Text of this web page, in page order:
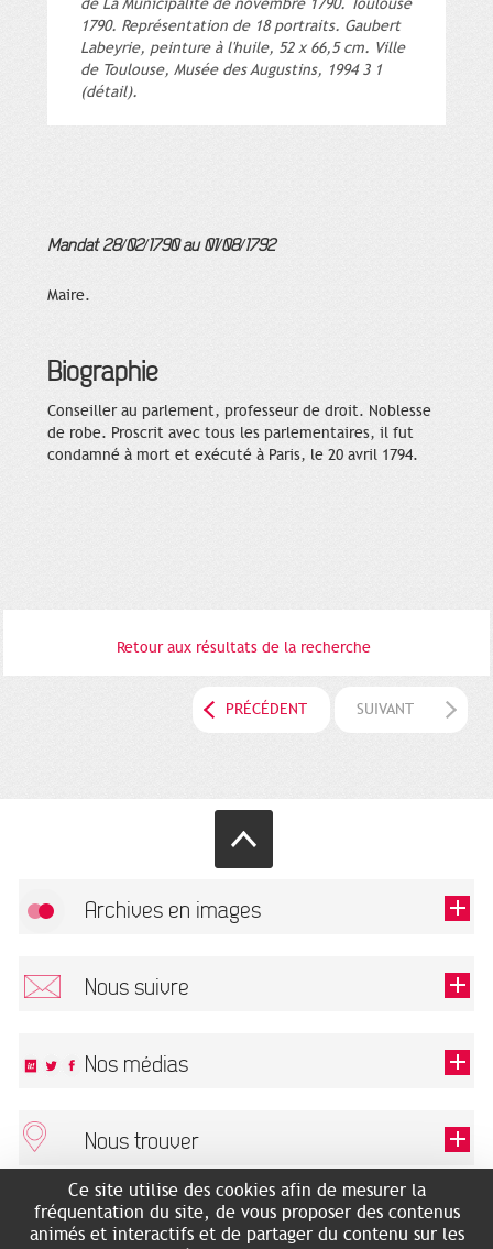
de La Municipalité de novembre 1790. Toulouse
1790. Représentation de 18 portraits. Gaubert
Labeyrie, peinture à l'huile, 52 x 66,5 cm. Ville
de Toulouse, Musée des Augustins, 1994 3 1
(détail).
Mandat 28/02/1790 au 01/08/1792
Maire.
Biographie
Conseiller au parlement, professeur de droit. Noblesse
de robe. Proscrit avec tous les parlementaires, il fut
condamné à mort et exécuté à Paris, le 20 avril 1794.
Retour aux résultats de la recherche
PRÉCÉDENT SUIVANT
Archives en images
Nous suivre
Ce champ est exigé.
Nos médias
Nous trouver
ARCHIVES MUNICIPALES
2 rue des Archives
RECHERCHES GÉNÉALOGIQUES
NOUS CONNAÎTRE
Ce site utilise des cookies afin de mesurer la
fréquentation du site, de vous proposer des contenus
animés et interactifs et de partager du contenu sur les